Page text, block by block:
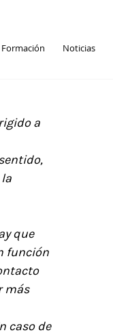
Formación Noticias
a
que
función
más
caso de